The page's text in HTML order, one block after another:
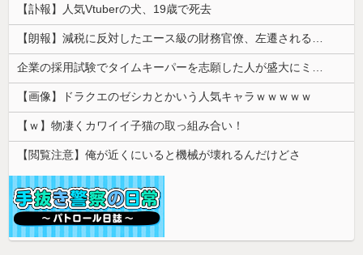
【訃報】人気Vtuberの犬、19歳で死去
【朗報】減税に反対したエース級の財務官僚、左遷されるｗｗｗｗｗｗ
企業の採用試験でタイムキーパーを志願した人が盛大にミス、グループは険悪になりタイムアップとなったが……
【画像】ドラクエのゼシカとかいう人気キャラｗｗｗｗｗ
【ｗ】物凄くカワイイ子猫の取っ組み合い！
【閲覧注意】俺が近くにいると機械が壊れるんだけどさ